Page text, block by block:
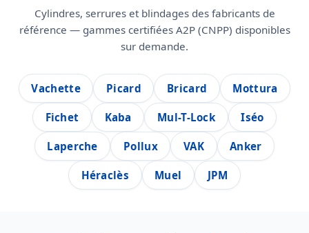
Cylindres, serrures et blindages des fabricants de
référence — gammes certifiées A2P (CNPP) disponibles
sur demande.
Vachette Picard Bricard Mottura
Fichet Kaba Mul-T-Lock Iséo
Laperche Pollux VAK Anker
Héraclès Muel JPM